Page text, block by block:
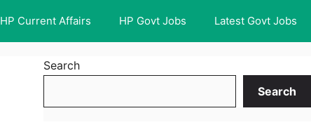
HP Current Affairs HP Govt Jobs Latest Govt Jobs
Search
Search